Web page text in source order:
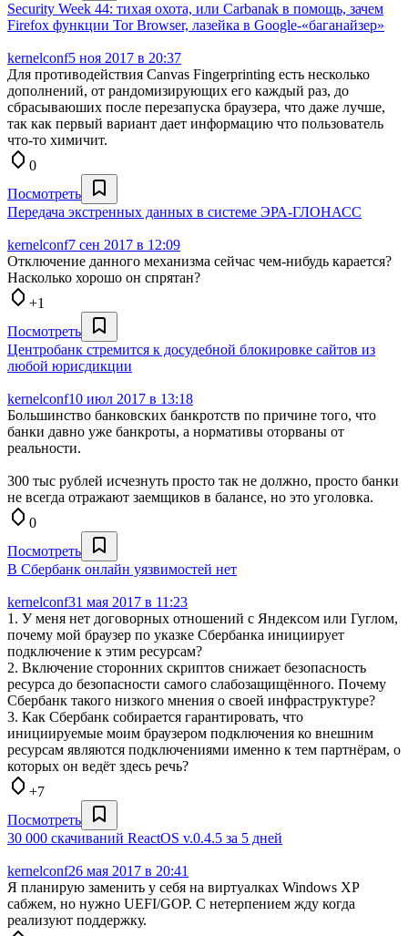
Security Week 44: тихая охота, или Carbanak в помощь, зачем
Firefox функции Tor Browser, лазейка в Google-«баганайзер»
kernelconf5 ноя 2017 в 20:37
Для противодействия Canvas Fingerprinting есть несколько
дополнений, от рандомизирующих его каждый раз, до
сбрасываюших после перезапуска браузера, что даже лучше,
так как первый вариант дает информацию что пользователь
что-то химичит.
0
Посмотреть
Передача экстренных данных в системе ЭРА-ГЛОНАСС
kernelconf7 сен 2017 в 12:09
Отключение данного механизма сейчас чем-нибудь карается?
Насколько хорошо он спрятан?
+1
Посмотреть
Центробанк стремится к досудебной блокировке сайтов из
любой юрисдикции
kernelconf10 июл 2017 в 13:18
Большинство банковских банкротств по причине того, что
банки давно уже банкроты, а нормативы оторваны от
реальности.
300 тыс рублей исчезнуть просто так не должно, просто банки
не всегда отражают заемщиков в балансе, но это уголовка.
0
Посмотреть
В Сбербанк онлайн уязвимостей нет
kernelconf31 мая 2017 в 11:23
1. У меня нет договорных отношений с Яндексом или Гуглом,
почему мой браузер по указке Сбербанка инициирует
подключение к этим ресурсам?
2. Включение сторонних скриптов снижает безопасность
ресурса до безопасности самого слабозащищённого. Почему
Сбербанк такого низкого мнения о своей инфраструктуре?
3. Как Сбербанк собирается гарантировать, что
инициируемые моим браузером подключения ко внешним
ресурсам являются подключениями именно к тем партнёрам, о
которых он ведёт здесь речь?
+7
Посмотреть
30 000 скачиваний ReactOS v.0.4.5 за 5 дней
kernelconf26 мая 2017 в 20:41
Я планирую заменить у себя на виртуалках Windows XP
сабжем, но нужно UEFI/GOP. С нетерпением жду когда
реализуют поддержку.